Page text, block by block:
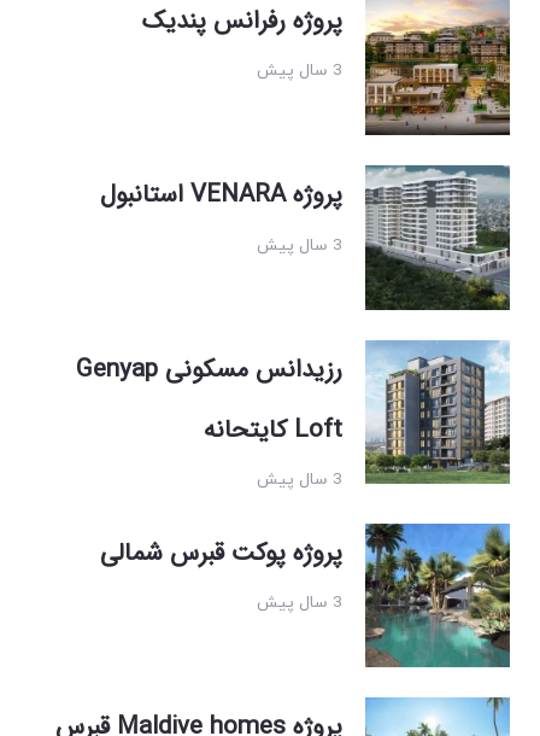
پروژه رفرانس پندیک
3 سال پیش
پروژه VENARA استانبول
3 سال پیش
رزیدانس مسکونی Genyap
Loft کایتحانه
3 سال پیش
پروژه پوکت قبرس شمالی
3 سال پیش
پروژه Maldive homes قبرس